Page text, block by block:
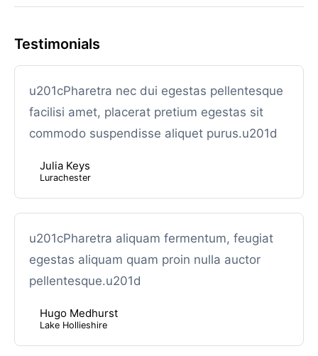
Testimonials
u201cPharetra nec dui egestas pellentesque
facilisi amet, placerat pretium egestas sit
commodo suspendisse aliquet purus.u201d
Julia Keys
Lurachester
u201cPharetra aliquam fermentum, feugiat
egestas aliquam quam proin nulla auctor
pellentesque.u201d
Hugo Medhurst
Lake Hollieshire